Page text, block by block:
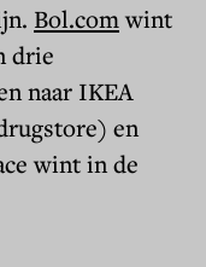
Bol.comwint
drie
naar IKEA
en
wint in de